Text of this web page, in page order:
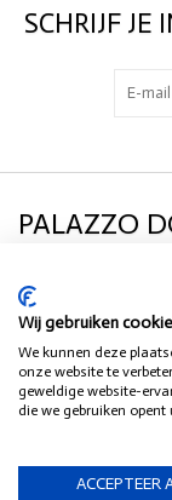
• Rigid fabric, no
washing denim as
SCHRIJF JE
PALAZZO
SOCIAL
Wij gebruiken
We kunnen deze
onze website te
geweldige website-
die we gebruiken
ACCEPTEER